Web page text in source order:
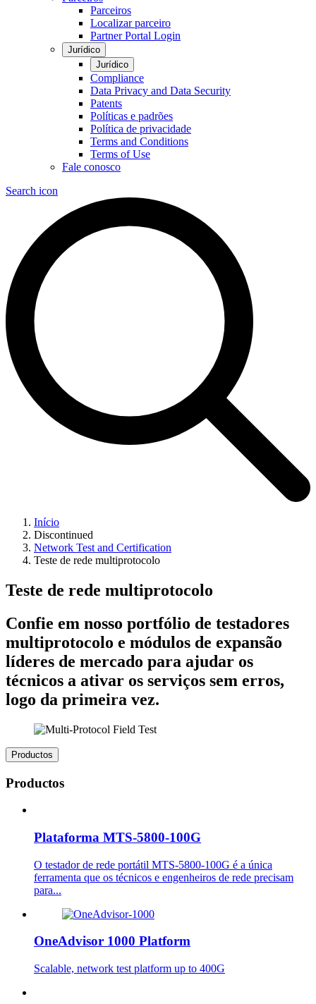
Parceiros
Localizar parceiro
Partner Portal Login
Jurídico
Jurídico
Compliance
Data Privacy and Data Security
Patents
Políticas e padrões
Política de privacidade
Terms and Conditions
Terms of Use
Fale conosco
Search icon
Início
Discontinued
Network Test and Certification
Teste de rede multiprotocolo
Teste de rede multiprotocolo
Confie em nosso portfólio de testadores
multiprotocolo e módulos de expansão
líderes de mercado para ajudar os
técnicos a ativar os serviços sem erros,
logo da primeira vez.
Productos
Productos
Plataforma MTS-5800-100G
O testador de rede portátil MTS-5800-100G é a única
ferramenta que os técnicos e engenheiros de rede precisam
para...
OneAdvisor 1000 Platform
Scalable, network test platform up to 400G